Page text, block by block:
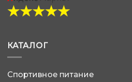
КАТАЛОГ
Спортивное питание